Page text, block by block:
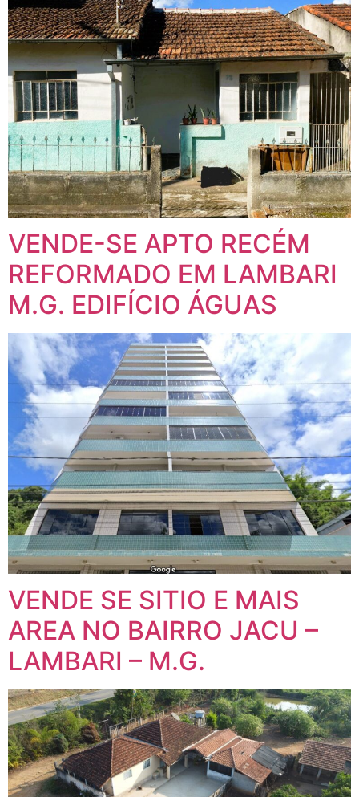
VENDE-SE APTO RECÉM
REFORMADO EM LAMBARI
M.G. EDIFÍCIO ÁGUAS
VENDE SE SITIO E MAIS
AREA NO BAIRRO JACU –
LAMBARI – M.G.